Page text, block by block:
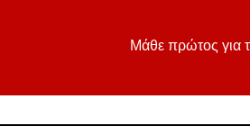
Μάθε πρώτος για